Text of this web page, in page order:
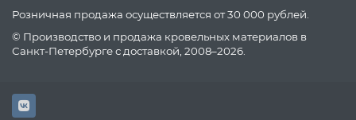
Розничная продажа осуществляется от 30 000 рублей.
© Производство и продажа кровельных материалов в
Санкт-Петербурге с доставкой, 2008–2026.